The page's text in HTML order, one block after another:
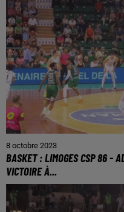
8 octobre 2023
BASKET : LIMOGES CSP 86 -
VICTOIRE À...